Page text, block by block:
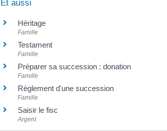
Et aussi
Héritage
Famille
Testament
Famille
Préparer sa succession : donation
Famille
Règlement d'une succession
Famille
Saisir le fisc
Argent